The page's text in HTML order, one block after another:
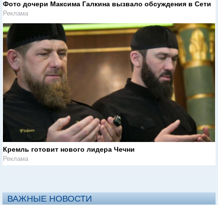
Фото дочери Максима Галкина вызвало обсуждения в Сети
Реклама
Кремль готовит нового лидера Чечни
Реклама
ВАЖНЫЕ НОВОСТИ